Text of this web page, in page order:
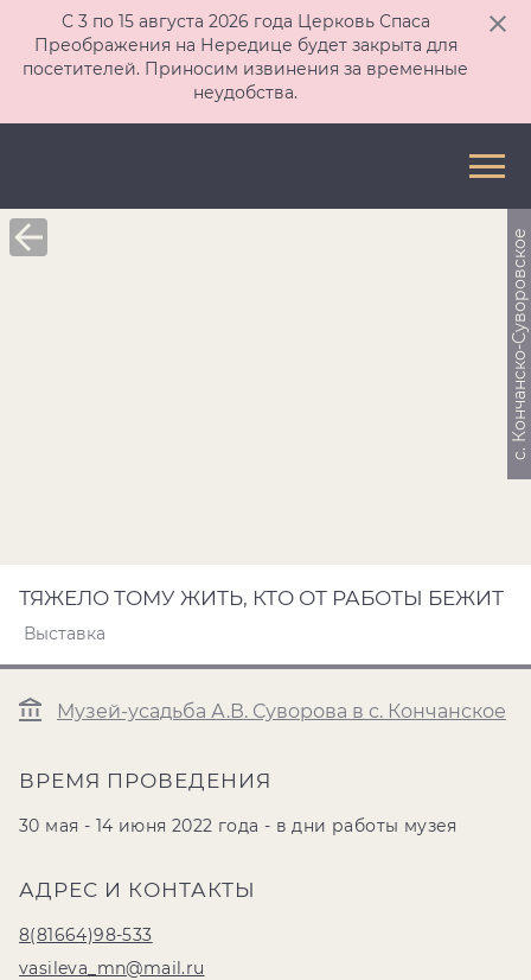
С 3 по 15 августа 2026 года Церковь Спаса
Преображения на Нередице будет закрыта для
посетителей. Приносим извинения за временные
неудобства.
ТЯЖЕЛО ТОМУ ЖИТЬ, КТО ОТ РАБОТЫ БЕЖИТ
Выставка
Музей-усадьба А.В. Суворова в с. Кончанское
ВРЕМЯ ПРОВЕДЕНИЯ
30 мая - 14 июня 2022 года - в дни работы музея
АДРЕС И КОНТАКТЫ
8(81664)98-533
vasileva_mn@mail.ru
c. Кончанско-Суворовское